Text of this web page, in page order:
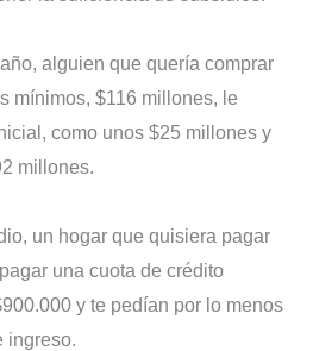
alguien que quería comprar
mínimos, $116 millones, le
como unos $25 millones y
millones.
un hogar que quisiera pagar
una cuota de crédito
y te pedían por lo menos
ingreso.